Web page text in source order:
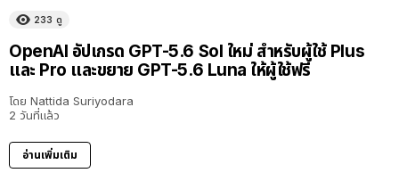
233 ดู
OpenAI อัปเกรด GPT-5.6 Sol ใหม่ สำหรับผู้ใช้ Plus
และ Pro และขยาย GPT-5.6 Luna ให้ผู้ใช้ฟรี
โดย Nattida Suriyodara
2 วันที่แล้ว
อ่านเพิ่มเติม